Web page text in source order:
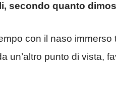
secondo quanto
con il naso
un’altro punto di vista,